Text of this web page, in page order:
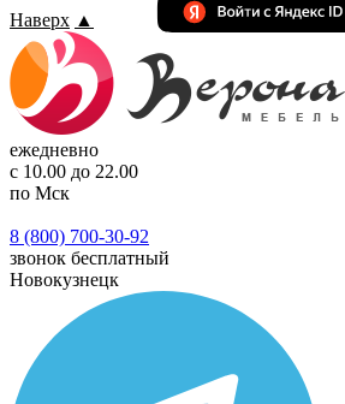
Наверх ▲
ежедневно
с 10.00 до 22.00
по Мск
8 (800) 700-30-92
звонок бесплатный
Новокузнецк